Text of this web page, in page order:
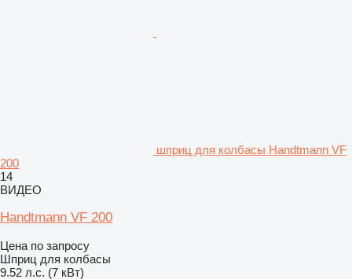
шприц для колбасы Handtmann VF
200
14
ВИДЕО
Handtmann VF 200
Цена по запросу
Шприц для колбасы
9.52 л.с. (7 кВт)